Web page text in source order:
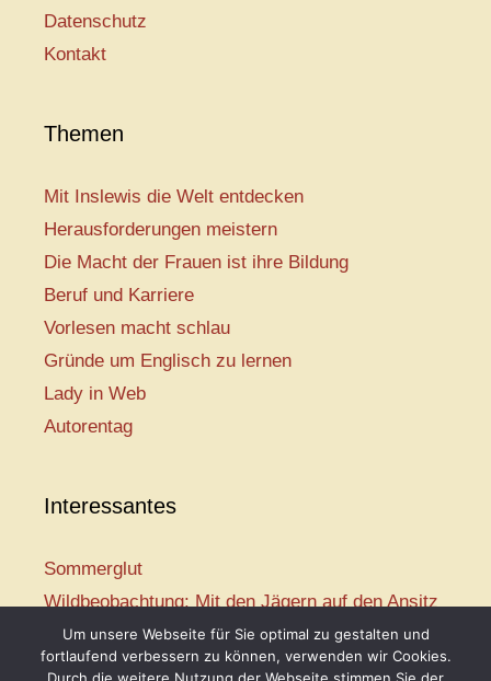
Datenschutz
Kontakt
Themen
Mit Inslewis die Welt entdecken
Herausforderungen meistern
Die Macht der Frauen ist ihre Bildung
Beruf und Karriere
Vorlesen macht schlau
Gründe um Englisch zu lernen
Lady in Web
Autorentag
Interessantes
Sommerglut
Wildbeobachtung: Mit den Jägern auf den Ansitz
Mir ist so heiß
Mission: Rettungsschwimmer
Um unsere Webseite für Sie optimal zu gestalten und
fortlaufend verbessern zu können, verwenden wir Cookies.